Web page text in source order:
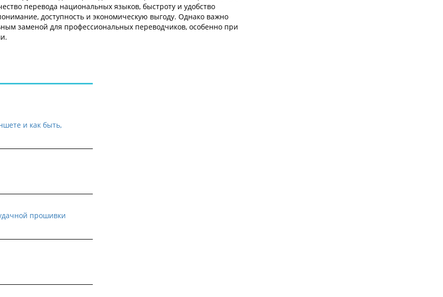
перевода национальных языков, быстроту и удобство
доступность и экономическую выгоду. Однако важно
заменой для профессиональных переводчиков, особенно при
и как быть,
прошивки